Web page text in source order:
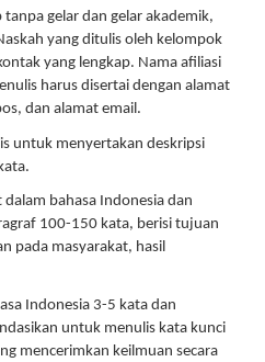
tanpa gelar dan gelar akademik,
yang ditulis oleh kelompok
yang lengkap. Nama afiliasi
harus disertai dengan alamat
dan alamat email.
untuk menyertakan deskripsi
dalam bahasa Indonesia dan
100-150 kata, berisi tujuan
pada masyarakat, hasil
Indonesia 3-5 kata dan
untuk menulis kata kunci
mencerimkan keilmuan secara